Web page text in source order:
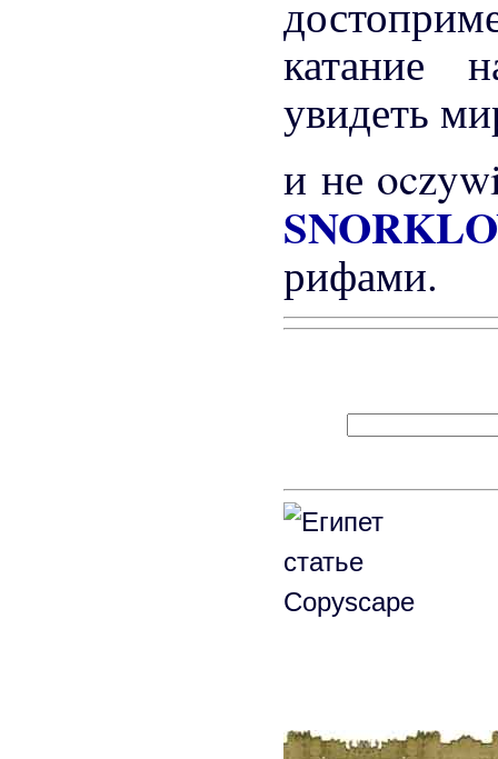
катание
увидеть
и не
рифами.